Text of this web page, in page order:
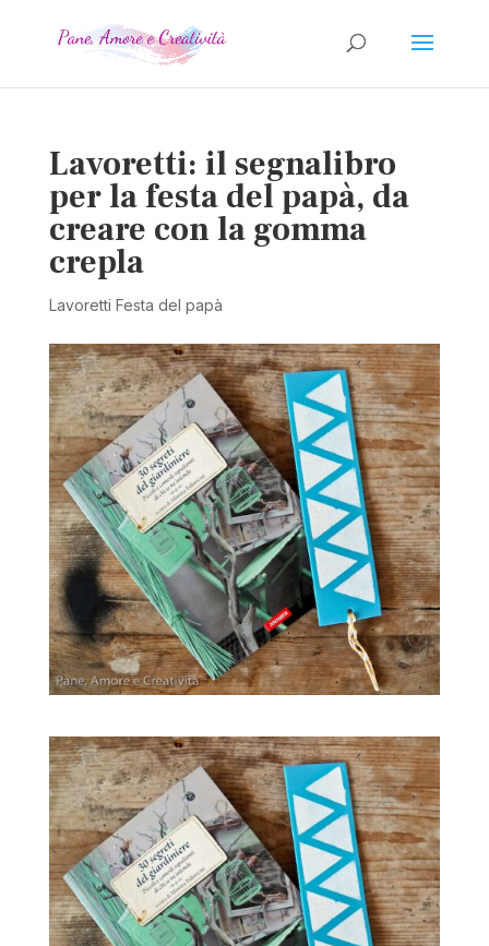
Lavoretti: il segnalibro
per la festa del papà, da
creare con la gomma
crepla
Lavoretti Festa del papà